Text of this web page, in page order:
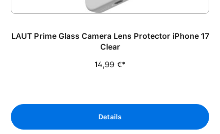
LAUT Prime Glass Camera Lens Protector iPhone 17
Clear
14,99 €*
Details